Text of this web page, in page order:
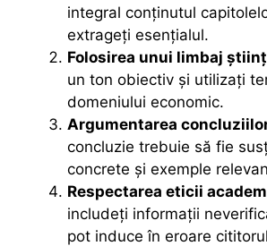
integral conținutul
extrageți esențialul.
Folosirea unui limbaj
un ton obiectiv și utilizați
domeniului economic.
Argumentarea
concluzie trebuie să fie
concrete și exemple
Respectarea eticii
includeți informații
pot induce în eroare